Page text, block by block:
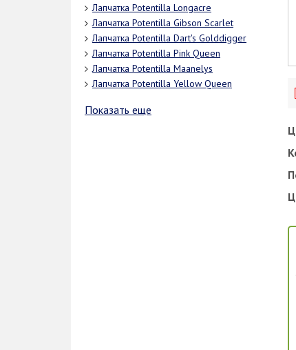
Лапчатка Potentilla Longacre
Лапчатка Potentilla Gibson Scarlet
Лапчатка Potentilla Dart's Golddigger
Лапчатка Potentilla Pink Queen
Лапчатка Potentilla Maanelys
Лапчатка Potentilla Yellow Queen
Показать еще